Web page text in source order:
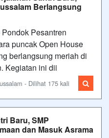
Berlangsung
Pesantren
puncak Open House
berlangsung meriah di
Kegiatan ini dii
- Dilihat 175 kali
Baru, SMP
dan Masuk Asrama